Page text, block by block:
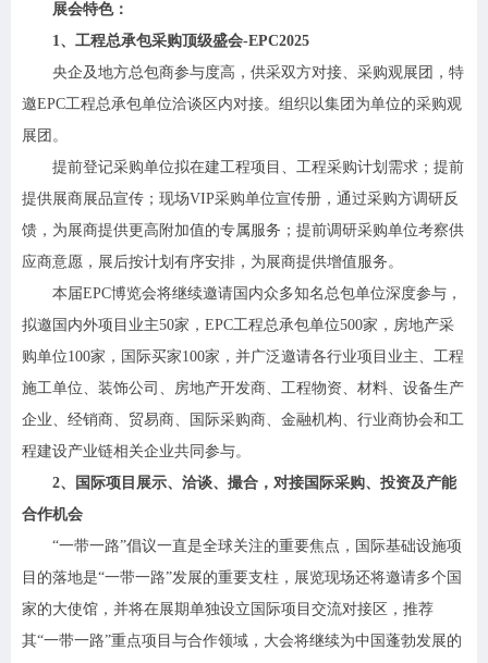
展会特色：
1、工程总承包采购顶级盛会-EPC2025
央企及地方总包商参与度高，供采双方对接、采购观展团，特
邀EPC工程总承包单位洽谈区内对接。组织以集团为单位的采购观
展团。
提前登记采购单位拟在建工程项目、工程采购计划需求；提前
提供展商展品宣传；现场VIP采购单位宣传册，通过采购方调研反
馈，为展商提供更高附加值的专属服务；提前调研采购单位考察供
应商意愿，展后按计划有序安排，为展商提供增值服务。
本届EPC博览会将继续邀请国内众多知名总包单位深度参与，
拟邀国内外项目业主50家，EPC工程总承包单位500家，房地产采
购单位100家，国际买家100家，并广泛邀请各行业项目业主、工程
施工单位、装饰公司、房地产开发商、工程物资、材料、设备生产
企业、经销商、贸易商、国际采购商、金融机构、行业商协会和工
程建设产业链相关企业共同参与。
2、国际项目展示、洽谈、撮合，对接国际采购、投资及产能
合作机会
“一带一路”倡议一直是全球关注的重要焦点，国际基础设施项
目的落地是“一带一路”发展的重要支柱，展览现场还将邀请多个国
家的大使馆，并将在展期单独设立国际项目交流对接区，推荐
其“一带一路”重点项目与合作领域，大会将继续为中国蓬勃发展的